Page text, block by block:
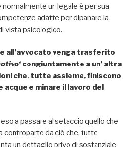
un legale è per sua
adatte per dipanare la
vista psicologico.
all’avvocato venga trasferito
‘ congiuntamente a un’ altra
che, tutte assieme, finiscono
acque e minare il lavoro del
a passare al setaccio quello che
controparte da ciò che, tutto
un dettaglio privo di sostanziale